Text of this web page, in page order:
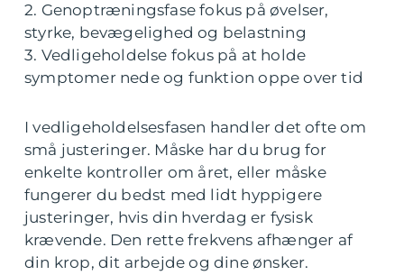
2. Genoptræningsfase fokus på øvelser,
styrke, bevægelighed og belastning
3. Vedligeholdelse fokus på at holde
symptomer nede og funktion oppe over tid
I vedligeholdelsesfasen handler det ofte om
små justeringer. Måske har du brug for
enkelte kontroller om året, eller måske
fungerer du bedst med lidt hyppigere
justeringer, hvis din hverdag er fysisk
krævende. Den rette frekvens afhænger af
din krop, dit arbejde og dine ønsker.